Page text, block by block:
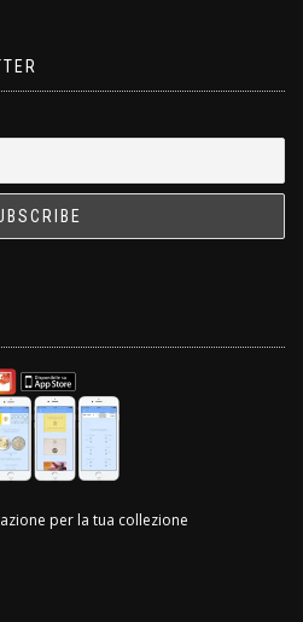
per la tua collezione